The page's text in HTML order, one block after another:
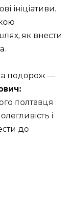
ініціативи.
як внести
подорож —
полтавця
і
до